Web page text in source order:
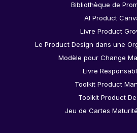
Bibliothèque de
AI Product
Livre Product
Le Product Design dans une
Modèle pour Change
Livre
Toolkit Product
Toolkit Product
Jeu de Cartes